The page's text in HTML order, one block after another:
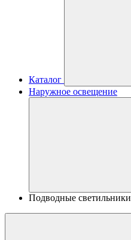
Каталог
Наружное освещение
Подводные светильники